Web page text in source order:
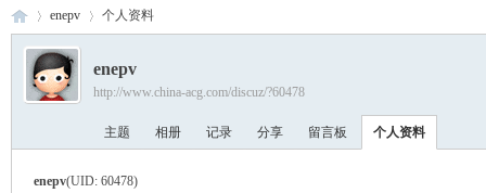
›
enepv 个人资料
enepv
http://www.china-acg.com/discuz/?60478
主题 相册 记录 分享 留言板 个人资料
enepv(UID: 60478)